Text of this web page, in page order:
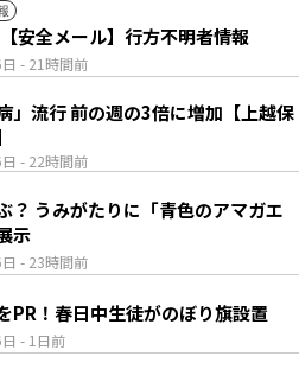
- 21時間前
安全メール】行方不明者情報
- 22時間前
の3倍に増加【上越保
- 23時間前
？ うみがたりに「青色のアマガエ
示
- 1日前
PR！春日中生徒がのぼり旗設置